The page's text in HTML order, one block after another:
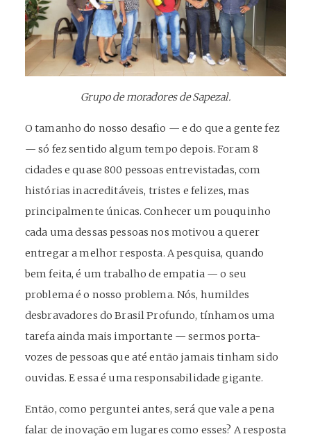
Grupo de moradores de Sapezal.
O tamanho do nosso desafio — e do que a gente fez
— só fez sentido algum tempo depois. Foram 8
cidades e quase 800 pessoas entrevistadas, com
histórias inacreditáveis, tristes e felizes, mas
principalmente únicas. Conhecer um pouquinho
cada uma dessas pessoas nos motivou a querer
entregar a melhor resposta. A pesquisa, quando
bem feita, é um trabalho de empatia — o seu
problema é o nosso problema. Nós, humildes
desbravadores do Brasil Profundo, tínhamos uma
tarefa ainda mais importante — sermos porta-
vozes de pessoas que até então jamais tinham sido
ouvidas. E essa é uma responsabilidade gigante.
Então, como perguntei antes, será que vale a pena
falar de inovação em lugares como esses? A resposta